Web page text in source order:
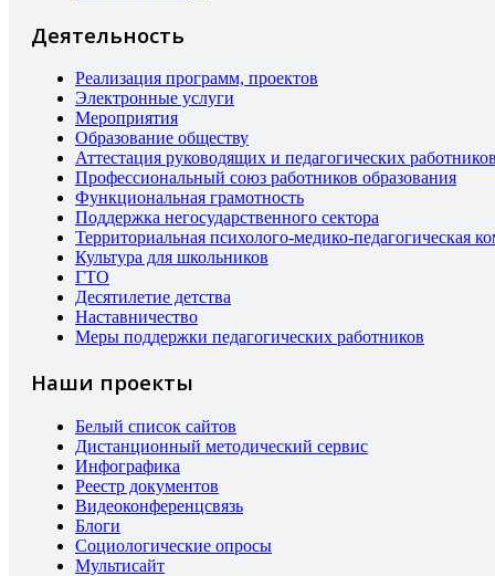
Деятельность
Реализация программ, проектов
Электронные услуги
Мероприятия
Образование обществу
Аттестация руководящих и педагогических работников
Профессиональный союз работников образования
Функциональная грамотность
Поддержка негосударственного сектора
Территориальная психолого-медико-педагогическая
Культура для школьников
ГТО
Десятилетие детства
Наставничество
Меры поддержки педагогических работников
Наши проекты
Белый список сайтов
Дистанционный методический сервис
Инфографика
Реестр документов
Видеоконференцсвязь
Блоги
Социологические опросы
Мультисайт